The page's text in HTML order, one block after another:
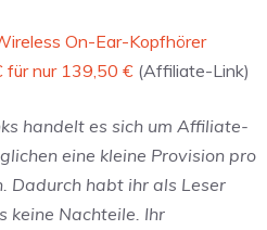
On-Ear-Kopfhörer
nur 139,50 € (Affiliate-Link)
handelt es sich um Affiliate-
eine kleine Provision pro
Dadurch habt ihr als Leser
keine Nachteile. Ihr